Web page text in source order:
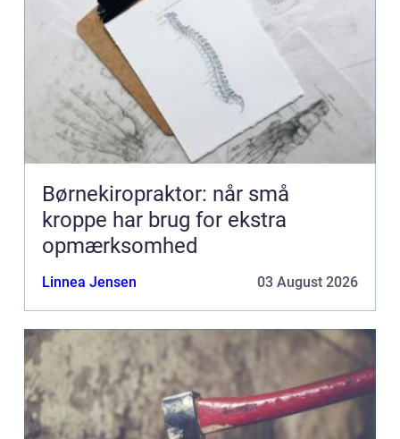
Børnekiropraktor: når små
kroppe har brug for ekstra
opmærksomhed
Linnea Jensen 03 August 2026